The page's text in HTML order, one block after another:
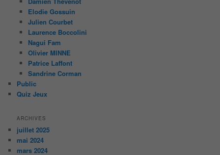
Elodie Gossuin
Julien Courbet
Laurence Boccolini
Nagui Fam
Olivier MINNE
Patrice Laffont
Sandrine Corman
Public
Quiz Jeux
ARCHIVES
juillet 2025
mai 2024
mars 2024